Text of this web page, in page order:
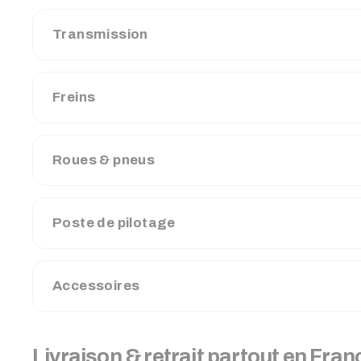
Transmission
Freins
Roues & pneus
Poste de pilotage
Accessoires
Livraison & retrait partout en